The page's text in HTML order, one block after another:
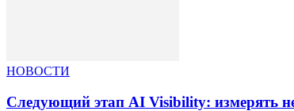
НОВОСТИ
Следующий этап AI Visibility: измерять